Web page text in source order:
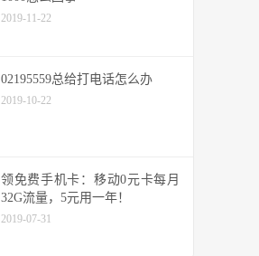
2019-11-22
02195559总给打电话怎么办
2019-10-22
领免费手机卡：移动0元卡每月
32G流量，5元用一年！
2019-07-31